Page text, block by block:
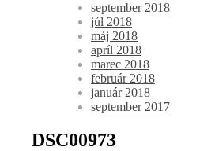
september 2018
júl 2018
máj 2018
apríl 2018
marec 2018
február 2018
január 2018
september 2017
DSC00973